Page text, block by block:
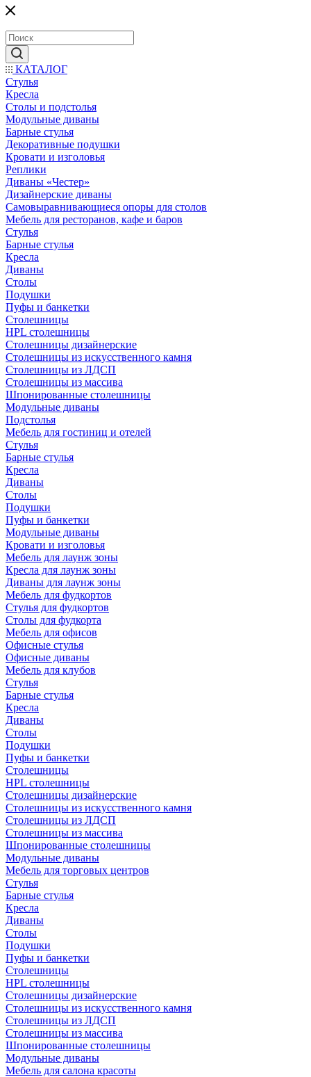
КАТАЛОГ
Стулья
Кресла
Столы и подстолья
Модульные диваны
Барные стулья
Декоративные подушки
Кровати и изголовья
Реплики
Диваны «Честер»
Дизайнерские диваны
Самовыравнивающиеся опоры для столов
Мебель для ресторанов, кафе и баров
Стулья
Барные стулья
Кресла
Диваны
Столы
Подушки
Пуфы и банкетки
Столешницы
HPL столешницы
Столешницы дизайнерские
Столешницы из искусственного камня
Столешницы из ЛДСП
Столешницы из массива
Шпонированные столешницы
Модульные диваны
Подстолья
Мебель для гостиниц и отелей
Стулья
Барные стулья
Кресла
Диваны
Столы
Подушки
Пуфы и банкетки
Модульные диваны
Кровати и изголовья
Мебель для лаунж зоны
Кресла для лаунж зоны
Диваны для лаунж зоны
Мебель для фудкортов
Стулья для фудкортов
Столы для фудкорта
Мебель для офисов
Офисные стулья
Офисные диваны
Мебель для клубов
Стулья
Барные стулья
Кресла
Диваны
Столы
Подушки
Пуфы и банкетки
Столешницы
HPL столешницы
Столешницы дизайнерские
Столешницы из искусственного камня
Столешницы из ЛДСП
Столешницы из массива
Шпонированные столешницы
Модульные диваны
Мебель для торговых центров
Стулья
Барные стулья
Кресла
Диваны
Столы
Подушки
Пуфы и банкетки
Столешницы
HPL столешницы
Столешницы дизайнерские
Столешницы из искусственного камня
Столешницы из ЛДСП
Столешницы из массива
Шпонированные столешницы
Модульные диваны
Мебель для салона красоты